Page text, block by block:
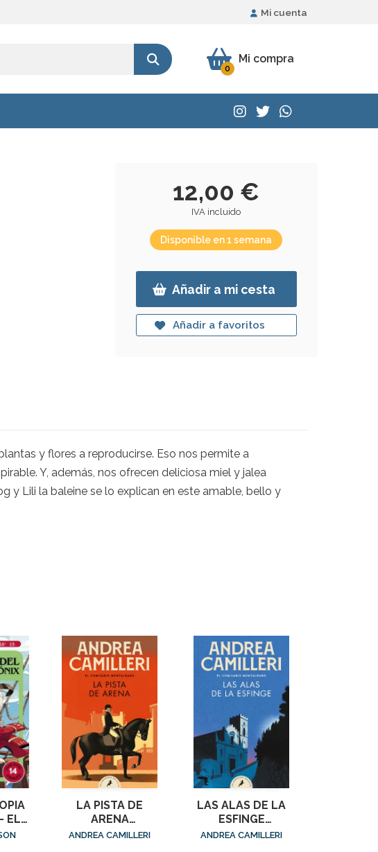
Mi cuenta
Mi compra
0
12,00 €
IVA incluido
Disponible en 1 semana
Añadir a mi cesta
Añadir a favoritos
y flores a reproducirse. Eso nos permite a
Y, además, nos ofrecen deliciosa miel y jalea
y Lili la baleine se lo explican en este amable, bello y
EL
LA PISTA DE
ARENA
(COMISARIO
ANDREA CAMILLERI
LAS ALAS DE LA
ESFINGE
(COMISARIO
ANDREA CAMILLERI